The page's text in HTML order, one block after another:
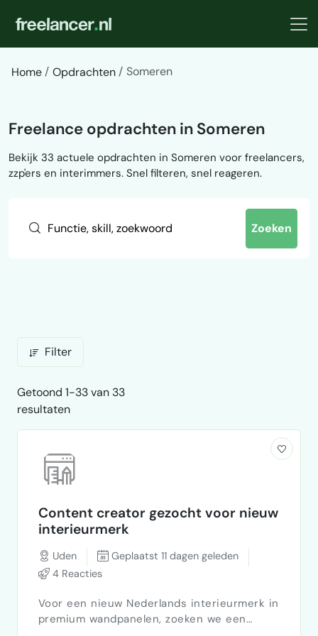
Home Opdrachten Someren
Freelance opdrachten in Someren
Bekijk 33 actuele opdrachten in Someren voor freelancers,
zzp'ers en interimmers. Snel filteren, snel reageren.
Zoeken
Filter
Getoond 1-33 van 33
resultaten
Content creator gezocht voor nieuw
interieurmerk
Uden
Geplaatst 11 dagen geleden
4 Reacties
Voor een nieuw Nederlands interieurmerk in
premium wandpanelen, zoeken we een